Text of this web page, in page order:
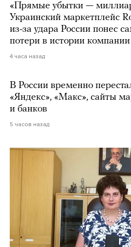
«Прямые убытки —
Украинский маркетплейс
из-за удара России понес
потери в истории компании
4 часа назад
В России временно
«Яндекс», «Макс», сайты
и банков
5 часов назад